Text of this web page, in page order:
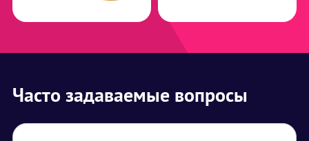
Часто задаваемые вопросы